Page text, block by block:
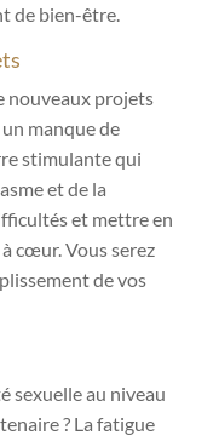
de bien-être.
nouveaux projets
manque de
stimulante qui
et de la
et mettre en
cœur. Vous serez
de vos
sexuelle au niveau
? La fatigue